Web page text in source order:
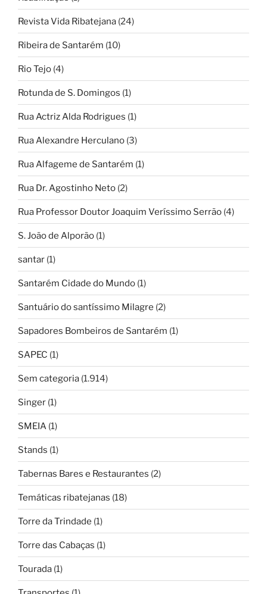
Revista Vida Ribatejana (24)
Ribeira de Santarém (10)
Rio Tejo (4)
Rotunda de S. Domingos (1)
Rua Actriz Alda Rodrigues (1)
Rua Alexandre Herculano (3)
Rua Alfageme de Santarém (1)
Rua Dr. Agostinho Neto (2)
Rua Professor Doutor Joaquim Veríssimo Serrão (4)
S. João de Alporão (1)
santar (1)
Santarém Cidade do Mundo (1)
Santuário do santíssimo Milagre (2)
Sapadores Bombeiros de Santarém (1)
SAPEC (1)
Sem categoria (1.914)
Singer (1)
SMEIA (1)
Stands (1)
Tabernas Bares e Restaurantes (2)
Temáticas ribatejanas (18)
Torre da Trindade (1)
Torre das Cabaças (1)
Tourada (1)